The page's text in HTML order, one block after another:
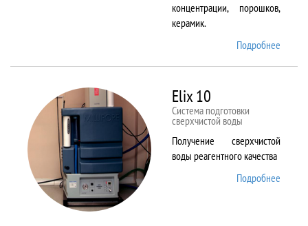
концентрации, порошков,
керамик.
Подробнее
Elix 10
Cистема подготовки
сверхчистой воды
Получение сверхчистой
воды реагентного качества
Подробнее